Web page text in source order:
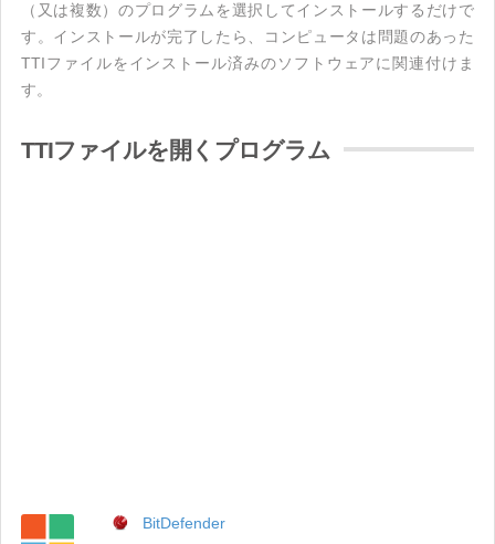
（又は複数）のプログラムを選択してインストールするだけで
す。インストールが完了したら、コンピュータは問題のあった
TTIファイルをインストール済みのソフトウェアに関連付けま
す。
TTIファイルを開くプログラム
BitDefender